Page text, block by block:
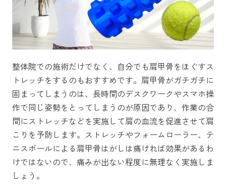
整体院での施術だけでなく、自分でも肩甲骨をほぐすス
トレッチをするのもおすすめです。肩甲骨がガチガチに
固まってしまうのは、長時間のデスクワークやスマホ操
作で同じ姿勢をとってしまうのが原因であり、作業の合
間にストレッチなどを実施して肩の血流を促進させて肩
こりを予防します。ストレッチやフォームローラー、テ
ニスボールによる肩甲骨はがしは痛ければ効果があるわ
けではないので、痛みが出ない程度に無理なく実施しま
しょう。